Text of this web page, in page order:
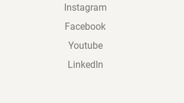
Instagram
Facebook
Youtube
LinkedIn